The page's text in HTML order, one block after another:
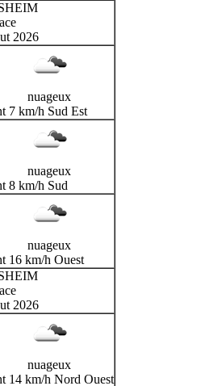
2026
nuageux
7 km/h Sud Est
nuageux
8 km/h Sud
nuageux
16 km/h Ouest
2026
nuageux
14 km/h Nord Ouest